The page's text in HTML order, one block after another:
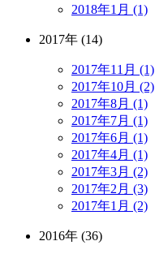
2018年1月 (1)
2017年 (14)
2017年11月 (1)
2017年10月 (2)
2017年8月 (1)
2017年7月 (1)
2017年6月 (1)
2017年4月 (1)
2017年3月 (2)
2017年2月 (3)
2017年1月 (2)
2016年 (36)